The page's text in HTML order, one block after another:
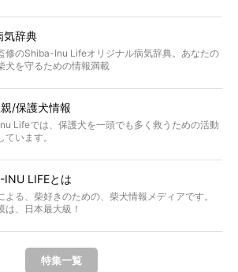
気辞典
修のShiba-Inu Lifeオリジナル病気辞典。あなたの
犬を守るための情報満載
/保護犬情報
Lifeでは、保護犬を一頭でも多く救うための活動
ています。
INU LIFEとは
よる、柴好きのための、柴犬情報メディアです。
は、日本最大級！
特集一覧